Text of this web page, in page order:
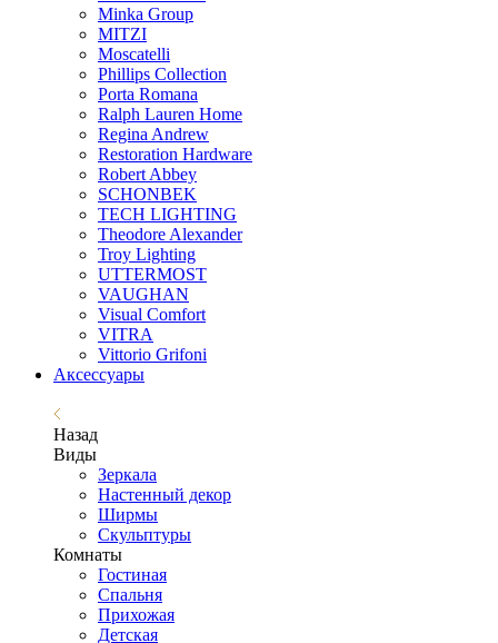
Minka Group
MITZI
Moscatelli
Phillips Collection
Porta Romana
Ralph Lauren Home
Regina Andrew
Restoration Hardware
Robert Abbey
SCHONBEK
TECH LIGHTING
Theodore Alexander
Troy Lighting
UTTERMOST
VAUGHAN
Visual Comfort
VITRA
Vittorio Grifoni
Аксессуары
Назад
Виды
Зеркала
Настенный декор
Ширмы
Скульптуры
Комнаты
Гостиная
Спальня
Прихожая
Детская